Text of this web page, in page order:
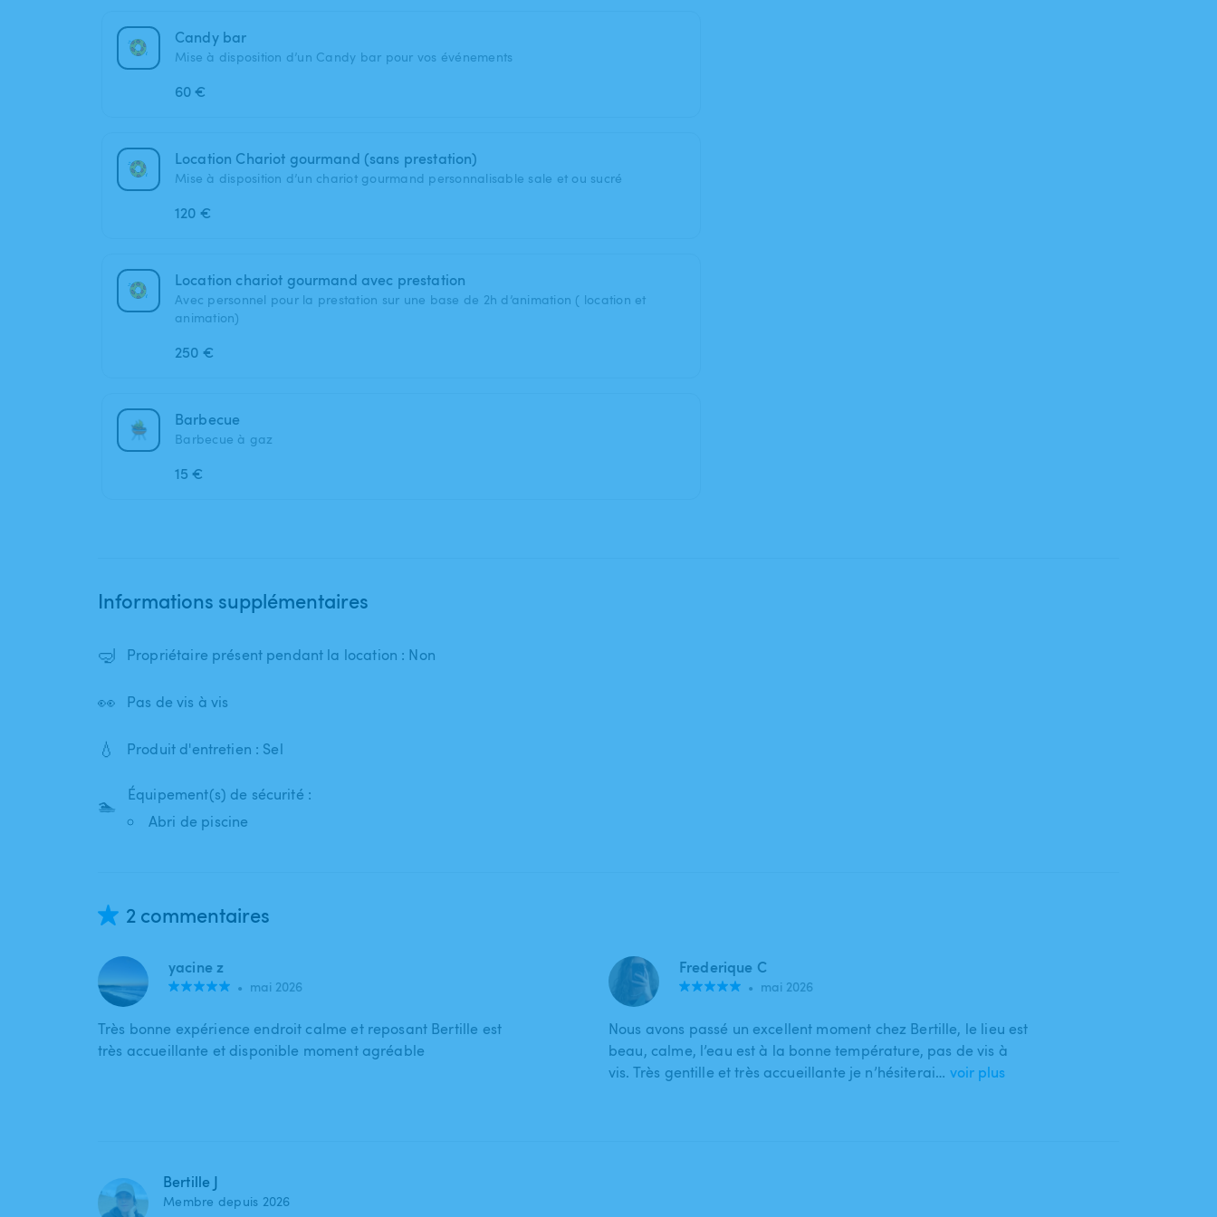
Candy bar
Mise à disposition d’un Candy bar pour vos événements
60 €
Location Chariot gourmand (sans prestation)
Mise à disposition d’un chariot gourmand personnalisable sale et ou sucré
120 €
Location chariot gourmand avec prestation
Avec personnel pour la prestation sur une base de 2h d’animation ( location et
animation)
250 €
Barbecue
Barbecue à gaz
15 €
Informations supplémentaires
🤿 Propriétaire présent pendant la location : Non
👀 Pas de vis à vis
💧 Produit d'entretien : Sel
🏊
Équipement(s) de sécurité :
Abri de piscine
2 commentaires
yacine z
• mai 2026
Très bonne expérience endroit calme et reposant Bertille est
très accueillante et disponible moment agréable
Frederique C
• mai 2026
Nous avons passé un excellent moment chez Bertille, le lieu est
beau, calme, l’eau est à la bonne température, pas de vis à
vis. Très gentille et très accueillante je n’hésiterai… voir plus
Bertille J
Membre depuis 2026